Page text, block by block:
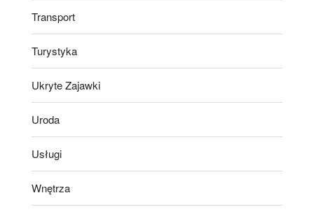
Transport
Turystyka
Ukryte Zajawki
Uroda
Usługi
Wnętrza